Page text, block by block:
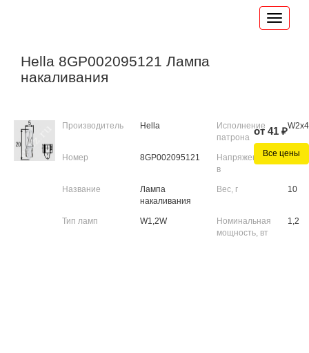
Hella 8GP002095121 Лампа
накаливания
Производитель Hella
Исполнение
патрона
Номер 8GP002095121
Напряжение,
в
12
Название
Лампа
накаливания
Вес, г 10
Тип ламп W1,2W
Номинальная
мощность, вт
1,2
от 41 ₽
Все цены